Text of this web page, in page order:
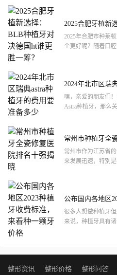
2025合肥牙植新
更胜一筹？
2025年合肥市种莱
个更好呢？随着口
2024年北市区瑞
嘿，亲爱的朋友们
Astra种植牙，那么
常州市种植牙全
常州市作为江苏省
来发展迅速，特别
公布国内各地区
颗牙价格
很多人想做种植牙
来说，种植牙具有
整形资讯 整形价格 整形问答